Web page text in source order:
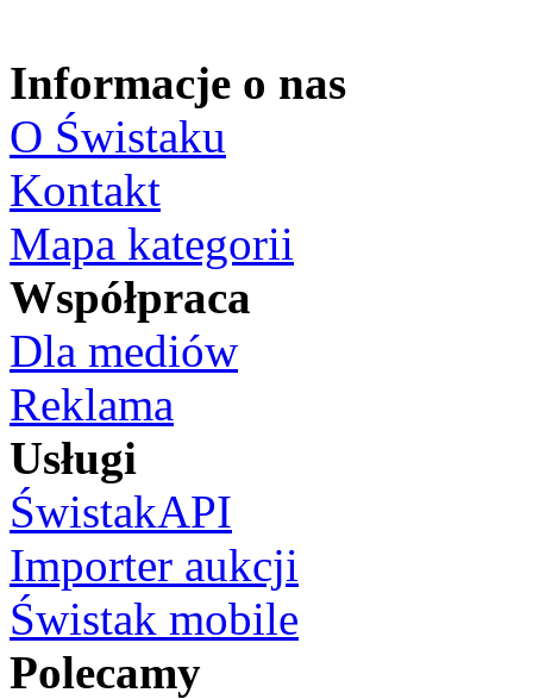
Informacje o nas
O Świstaku
Kontakt
Mapa kategorii
Współpraca
Dla mediów
Reklama
Usługi
ŚwistakAPI
Importer aukcji
Świstak mobile
Polecamy